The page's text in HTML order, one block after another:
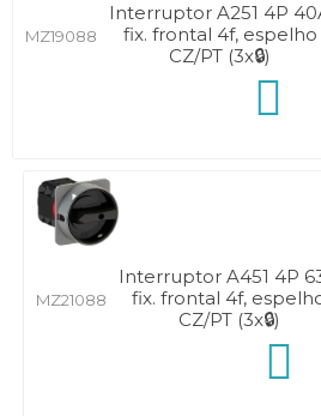
MZ19088
Interruptor A251 4P
fix. frontal 4f, espelho
CZ/PT (3x🔒)
MZ21088
Interruptor A451 4P
fix. frontal 4f,
CZ/PT (3x🔒)